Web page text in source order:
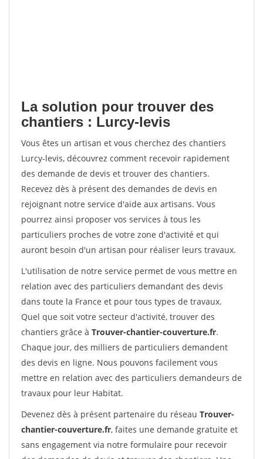
La solution pour trouver des
chantiers : Lurcy-levis
Vous êtes un artisan et vous cherchez des chantiers
Lurcy-levis, découvrez comment recevoir rapidement
des demande de devis et trouver des chantiers.
Recevez dès à présent des demandes de devis en
rejoignant notre service d'aide aux artisans. Vous
pourrez ainsi proposer vos services à tous les
particuliers proches de votre zone d'activité et qui
auront besoin d'un artisan pour réaliser leurs travaux.
L'utilisation de notre service permet de vous mettre en
relation avec des particuliers demandant des devis
dans toute la France et pour tous types de travaux.
Quel que soit votre secteur d'activité, trouver des
chantiers grâce à Trouver-chantier-couverture.fr.
Chaque jour, des milliers de particuliers demandent
des devis en ligne. Nous pouvons facilement vous
mettre en relation avec des particuliers demandeurs de
travaux pour leur Habitat.
Devenez dès à présent partenaire du réseau Trouver-
chantier-couverture.fr, faites une demande gratuite et
sans engagement via notre formulaire pour recevoir